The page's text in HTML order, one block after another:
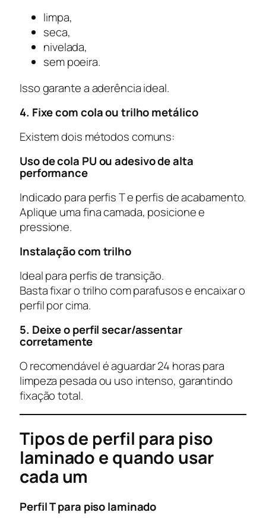
limpa,
seca,
nivelada,
sem poeira.
Isso garante a aderência ideal.
4. Fixe com cola ou trilho metálico
Existem dois métodos comuns:
Uso de cola PU ou adesivo de alta
performance
Indicado para perfis T e perfis de acabamento.
Aplique uma fina camada, posicione e
pressione.
Instalação com trilho
Ideal para perfis de transição.
Basta fixar o trilho com parafusos e encaixar o
perfil por cima.
5. Deixe o perfil secar/assentar
corretamente
O recomendável é aguardar 24 horas para
limpeza pesada ou uso intenso, garantindo
fixação total.
Tipos de perfil para piso
laminado e quando usar
cada um
Perfil T para piso laminado